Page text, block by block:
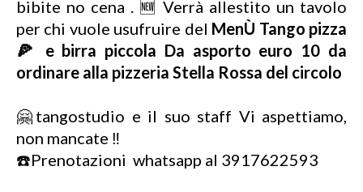
bibite no cena . 🆕 Verrà allestito un tavolo
per chi vuole usufruire del MenÙ Tango pizza
🍕 e birra piccola Da asporto euro 10 da
ordinare alla pizzeria Stella Rossa del circolo
🤗tangostudio e il suo staff Vi aspettiamo,
non mancate ‼️
☎️Prenotazioni whatsapp al 3917622593